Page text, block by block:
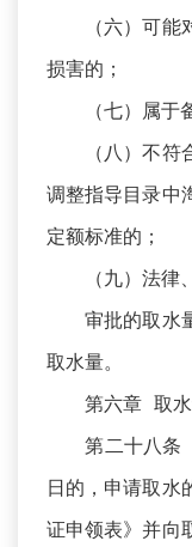
（六）可能对
损害的；
（七）属于备
（八）不符合
调整指导目录中
定额标准的；
（九）法律、
审批的取水量
取水量。
第六章 取水
第二十八条
日的，申请取水
证申领表》并向